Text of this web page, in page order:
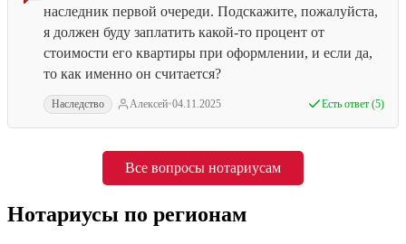
наследник первой очереди. Подскажите, пожалуйста,
я должен буду заплатить какой-то процент от
стоимости его квартиры при оформлении, и если да,
то как именно он считается?
Наследство Алексей•04.11.2025 Есть ответ (5)
Все вопросы нотариусам
Нотариусы по регионам